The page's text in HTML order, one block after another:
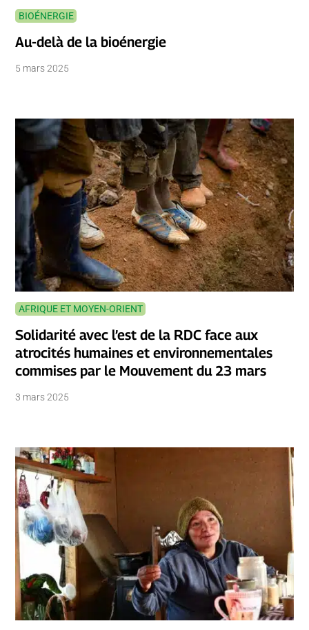
BIOÉNERGIE
Au-delà de la bioénergie
5 mars 2025
AFRIQUE ET MOYEN-ORIENT
Solidarité avec l’est de la RDC face aux
atrocités humaines et environnementales
commises par le Mouvement du 23 mars
3 mars 2025